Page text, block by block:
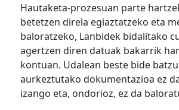
Hautaketa-prozesuan parte
betetzen direla egiaztatzeko eta
baloratzeko, Lanbidek bidalitako
agertzen diren datuak bakarrik
kontuan. Udalean beste bide
aurkeztutako dokumentazioa ez
izango eta, ondorioz, ez da